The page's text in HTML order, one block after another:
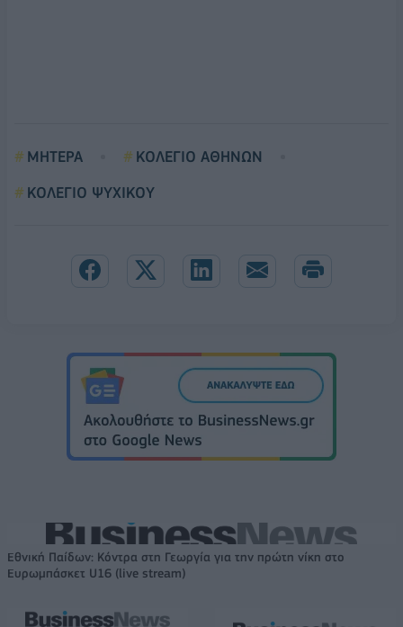
ΜΗΤΕΡΑ
ΚΟΛΕΓΙΟ ΑΘΗΝΩΝ
ΚΟΛΕΓΙΟ ΨΥΧΙΚΟΥ
Εθνική Παίδων: Κόντρα στη Γεωργία για την πρώτη νίκη στο
Ευρωμπάσκετ U16 (live stream)